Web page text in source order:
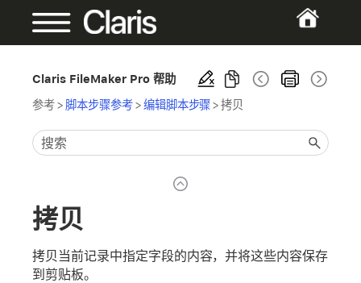
Claris FileMaker Pro 帮助
参考> 脚本步骤参考>编辑脚本步骤> 拷贝
拷贝
拷贝当前记录中指定字段的内容，并将这些内容保存
到剪贴板。